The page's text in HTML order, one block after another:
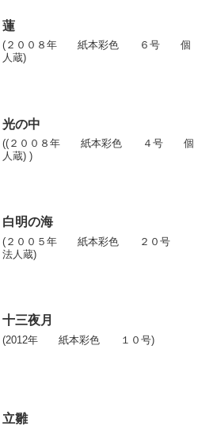
蓮
(２００８年 紙本彩色 ６号 個
人蔵)
光の中
((２００８年 紙本彩色 ４号 個
人蔵) )
白明の海
(２００５年 紙本彩色 ２０号
法人蔵)
十三夜月
(2012年 紙本彩色 １０号)
立雛